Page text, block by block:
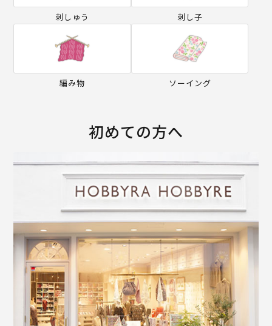
刺しゅう 刺し子
編み物 ソーイング
初めての方へ